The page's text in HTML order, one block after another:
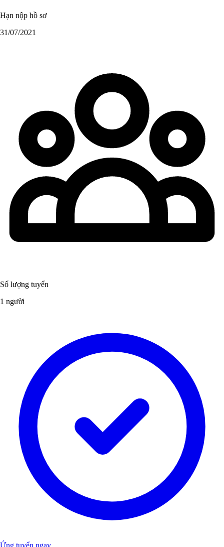
Hạn nộp hồ sơ
31/07/2021
Số lượng tuyển
1 người
Ứng tuyển ngay